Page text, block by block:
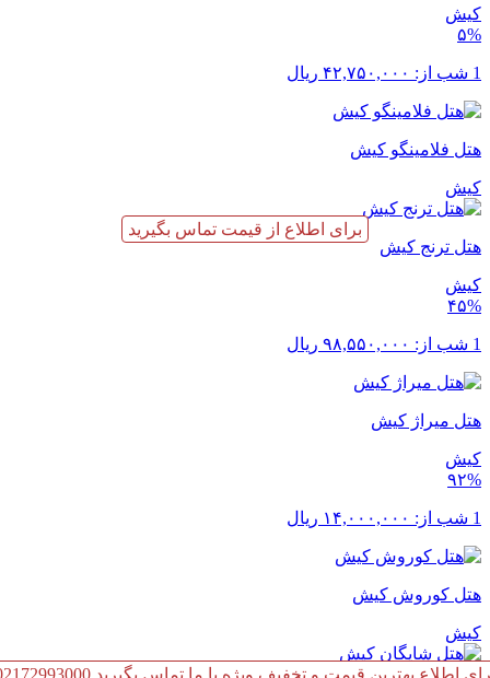
کیش
۵%
1 شب از: ۴۲,۷۵۰,۰۰۰ ریال
هتل فلامینگو کیش
کیش
برای اطلاع از قیمت تماس بگیرید
هتل ترنج کیش
کیش
۴۵%
1 شب از: ۹۸,۵۵۰,۰۰۰ ریال
هتل میراژ کیش
کیش
۹۲%
1 شب از: ۱۴,۰۰۰,۰۰۰ ریال
هتل کوروش کیش
کیش